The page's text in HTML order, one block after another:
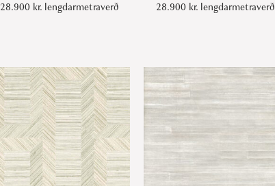
28.900 kr.lengdarmetraverð 28.900 kr.lengdarmetraverð